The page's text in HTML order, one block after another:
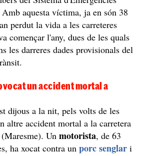
aquesta víctima, ja en són 38
perdut la vida a les carreteres
començar l'any, dues de les quals
les darreres dades provisionals del
un accident mortal a
dijous a la nit, pels volts de les
altre accident mortal a la carretera
(Maresme). Un motorista, de 63
ha xocat contra un porc senglar i